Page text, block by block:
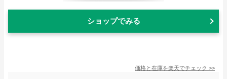
ショップでみる
価格と在庫を楽天でチェック >>